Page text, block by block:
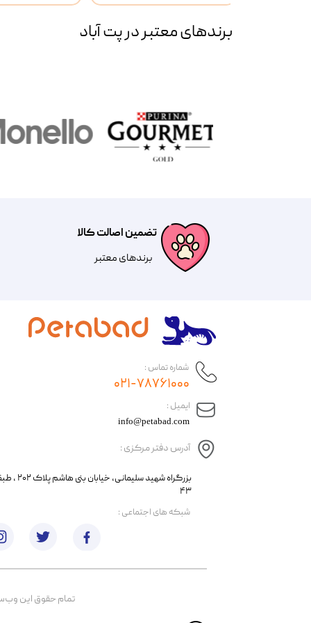
برند‌های معتبر در پت آباد
تضمین اصالت کالا
​​برندهای معتبر​​​​​​​
​ایمیل :
آدرس دفتر مرکزی :
info@petabad.com
​​بزرگراه شهید
۴۳
شماره تماس :
۰۲۱-۷۸۷۶۱۰۰۰
تمام حقوق اين
​شبکه های اجتماعی :